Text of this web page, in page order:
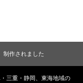
制作されました
三重・静岡、東海地域の